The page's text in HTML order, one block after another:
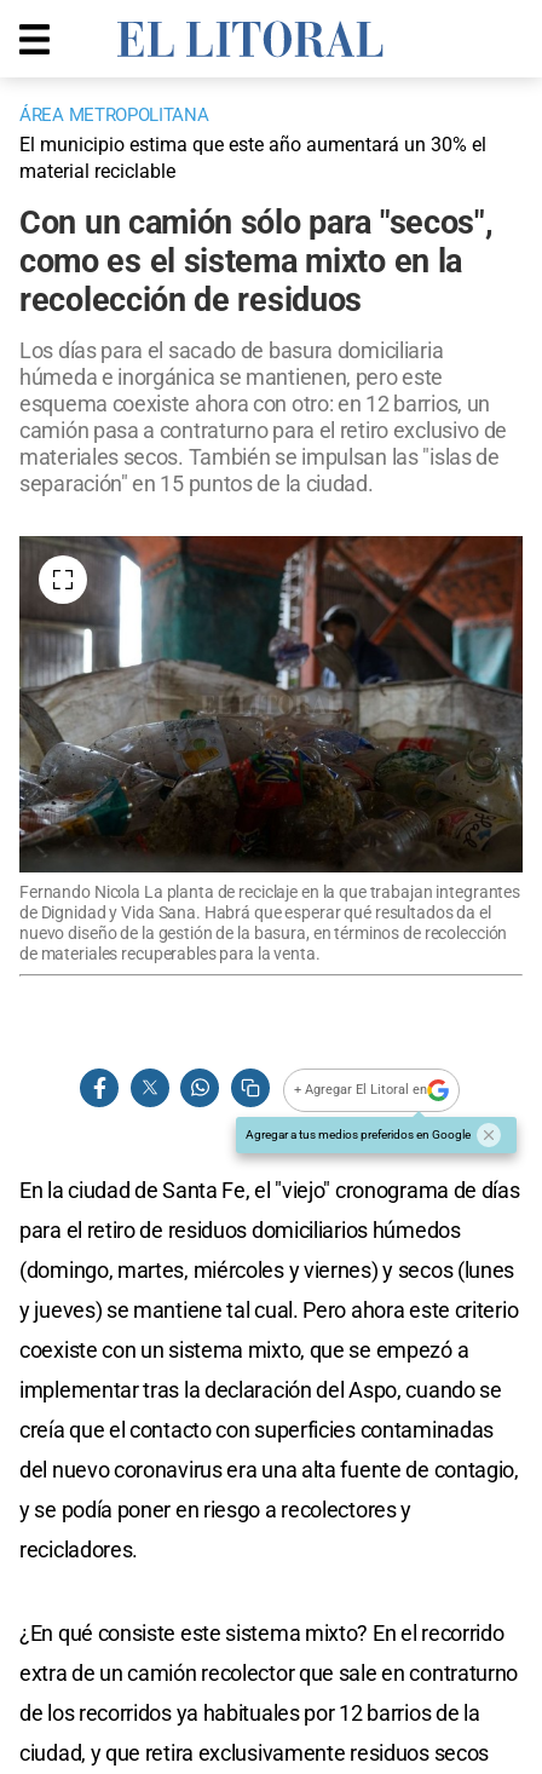
ÁREA METROPOLITANA
El municipio estima que este año aumentará un 30% el
material reciclable
Con un camión sólo para "secos",
como es el sistema mixto en la
recolección de residuos
Los días para el sacado de basura domiciliaria
húmeda e inorgánica se mantienen, pero este
esquema coexiste ahora con otro: en 12 barrios, un
camión pasa a contraturno para el retiro exclusivo de
materiales secos. También se impulsan las "islas de
separación" en 15 puntos de la ciudad.
Fernando Nicola La planta de reciclaje en la que trabajan integrantes
de Dignidad y Vida Sana. Habrá que esperar qué resultados da el
nuevo diseño de la gestión de la basura, en términos de recolección
de materiales recuperables para la venta.
+ Agregar El Litoral en
Agregar a tus medios preferidos en Google
En la ciudad de Santa Fe, el "viejo" cronograma de días
para el retiro de residuos domiciliarios húmedos
(domingo, martes, miércoles y viernes) y secos (lunes
y jueves) se mantiene tal cual. Pero ahora este criterio
coexiste con un sistema mixto, que se empezó a
implementar tras la declaración del Aspo, cuando se
creía que el contacto con superficies contaminadas
del nuevo coronavirus era una alta fuente de contagio,
y se podía poner en riesgo a recolectores y
recicladores.
¿En qué consiste este sistema mixto? En el recorrido
extra de un camión recolector que sale en contraturno
de los recorridos ya habituales por 12 barrios de la
ciudad, y que retira exclusivamente residuos secos